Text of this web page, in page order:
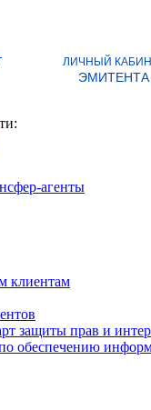
ЛИЧНЫЙ
ЭМИТЕНТА
агенты
клиентам
защиты прав и
обеспечению